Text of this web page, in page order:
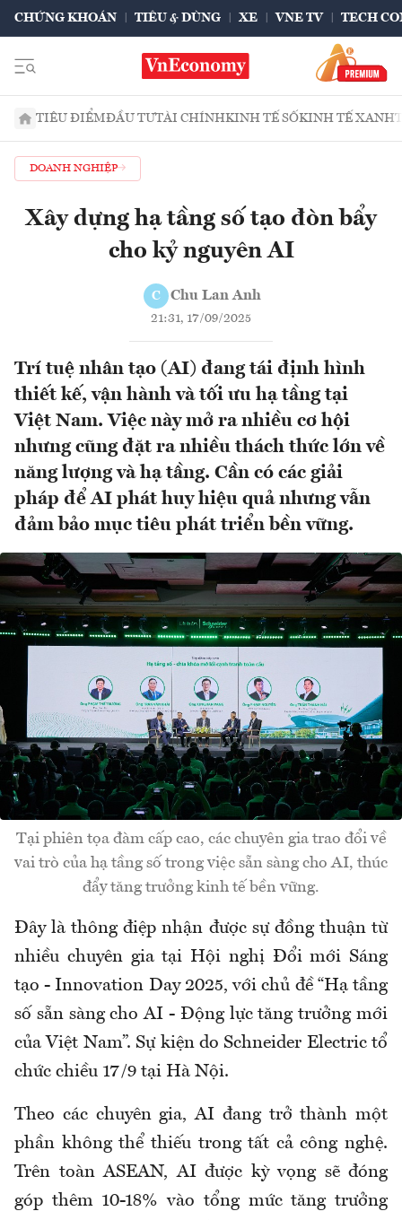
CHỨNG KHOÁN TIÊU & DÙNG XE VNE TV TECH
TIÊU ĐIỂMĐẦU TƯTÀI CHÍNHKINH TẾ SỐKINH TẾ XANH
DOANH NGHIỆP
Xây dựng hạ tầng số tạo đòn bẩy
cho kỷ nguyên AI
C Chu Lan Anh
21:31, 17/09/2025
Trí tuệ nhân tạo (AI) đang tái định hình
thiết kế, vận hành và tối ưu hạ tầng tại
Việt Nam. Việc này mở ra nhiều cơ hội
nhưng cũng đặt ra nhiều thách thức lớn về
năng lượng và hạ tầng. Cần có các giải
pháp để AI phát huy hiệu quả nhưng vẫn
đảm bảo mục tiêu phát triển bền vững.
Tại phiên tọa đàm cấp cao, các chuyên gia trao đổi về
vai trò của hạ tầng số trong việc sẵn sàng cho AI, thúc
đẩy tăng trưởng kinh tế bền vững.
Đây là thông điệp nhận được sự đồng thuận từ
nhiều chuyên gia tại Hội nghị Đổi mới Sáng
tạo - Innovation Day 2025, với chủ đề “Hạ tầng
số sẵn sàng cho AI - Động lực tăng trưởng mới
của Việt Nam”. Sự kiện do Schneider Electric tổ
chức chiều 17/9 tại Hà Nội.
Theo các chuyên gia, AI đang trở thành một
phần không thể thiếu trong tất cả công nghệ.
Trên toàn ASEAN, AI được kỳ vọng sẽ đóng
góp thêm 10-18% vào tổng mức tăng trưởng